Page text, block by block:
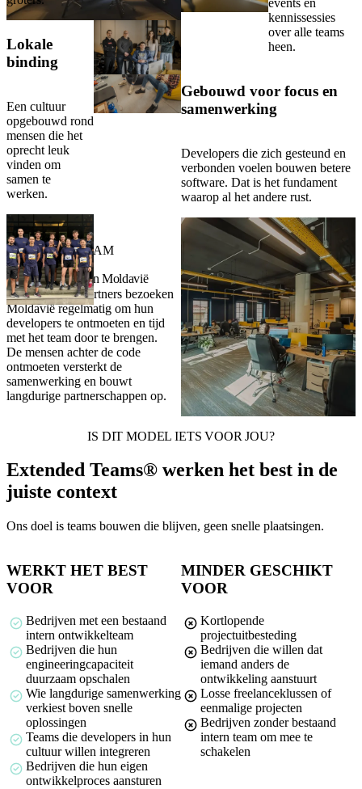
Lokale
binding
Een cultuur
opgebouwd rond
mensen die het
oprecht leuk
vinden om
samen te
werken.
events en
kennissessies
over alle teams
heen.
Gebouwd voor focus en
samenwerking
Developers die zich gesteund en
verbonden voelen bouwen betere
software. Dat is het fundament
waarop al het andere rust.
BEZOEK JE TEAM
Ontmoet je team in Moldavië
Veel van onze partners bezoeken
Moldavië regelmatig om hun
developers te ontmoeten en tijd
met het team door te brengen.
De mensen achter de code
ontmoeten versterkt de
samenwerking en bouwt
langdurige partnerschappen op.
IS DIT MODEL IETS VOOR JOU?
Extended Teams® werken het best in de
juiste context
Ons doel is teams bouwen die blijven, geen snelle plaatsingen.
WERKT HET BEST
VOOR
Bedrijven met een bestaand
intern ontwikkelteam
Bedrijven die hun
engineeringcapaciteit
duurzaam opschalen
Wie langdurige samenwerking
verkiest boven snelle
oplossingen
Teams die developers in hun
cultuur willen integreren
Bedrijven die hun eigen
ontwikkelproces aansturen
MINDER GESCHIKT
VOOR
Kortlopende
projectuitbesteding
Bedrijven die willen dat
iemand anders de
ontwikkeling aanstuurt
Losse freelanceklussen of
eenmalige projecten
Bedrijven zonder bestaand
intern team om mee te
schakelen